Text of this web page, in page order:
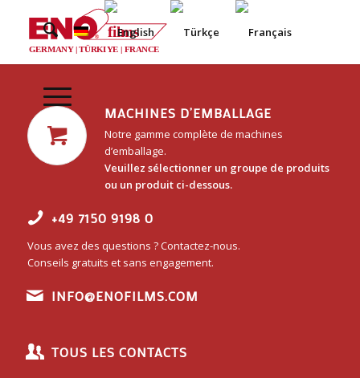
films
®
GERMANY | TÜRKIYE | FRANCE
MACHINES D’EMBALLAGE
Notre gamme complète de machines
d’emballage.
Veuillez sélectionner un groupe de produits
ou un produit ci-dessous.
+49 7150 9198 0
Vous avez des questions ? Contactez-nous.
Conseils gratuits et sans engagement.
INFO@ENOFILMS.COM
TOUS LES CONTACTS